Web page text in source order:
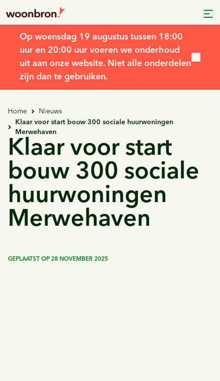
Op woensdag 19 augustus tussen 18:00
uur en 20:00 uur voeren we onderhoud
uit aan onze website. Niet alle onderdelen
zijn dan te gebruiken.
Home
Nieuws
Klaar voor start bouw 300 sociale huurwoningen
Merwehaven
Klaar voor start
bouw 300 sociale
huurwoningen
Merwehaven
GEPLAATST OP 28 NOVEMBER 2025